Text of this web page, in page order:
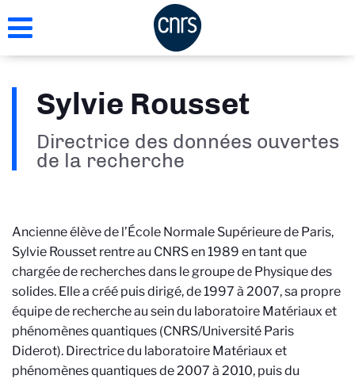
au
Sylvie Rousset
Directrice des données ouvertes
de la recherche
Ancienne élève de l’École Normale Supérieure de Paris,
Sylvie Rousset rentre au CNRS en 1989 en tant que
chargée de recherches dans le groupe de Physique des
solides. Elle a créé puis dirigé, de 1997 à 2007, sa propre
équipe de recherche au sein du laboratoire Matériaux et
phénomènes quantiques (CNRS/Université Paris
Diderot). Directrice du laboratoire Matériaux et
phénomènes quantiques de 2007 à 2010, puis du